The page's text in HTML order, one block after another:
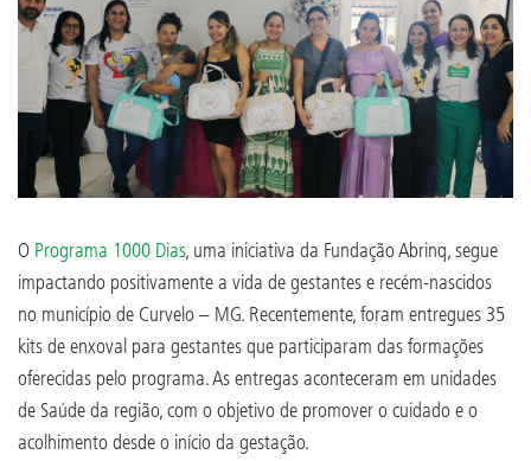
O Programa 1000 Dias, uma iniciativa da Fundação Abrinq, segue
impactando positivamente a vida de gestantes e recém-nascidos
no município de Curvelo – MG. Recentemente, foram entregues 35
kits de enxoval para gestantes que participaram das formações
oferecidas pelo programa. As entregas aconteceram em unidades
de Saúde da região, com o objetivo de promover o cuidado e o
acolhimento desde o início da gestação.